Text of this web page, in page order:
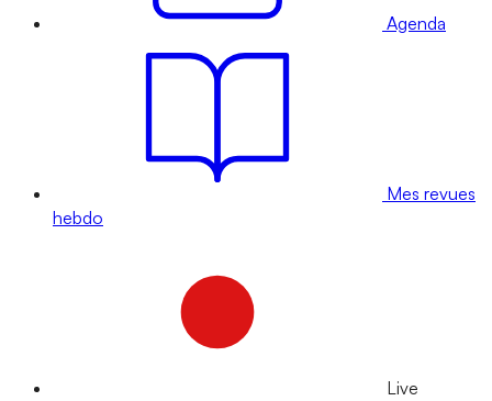
Agenda
Mes revues
hebdo
Live